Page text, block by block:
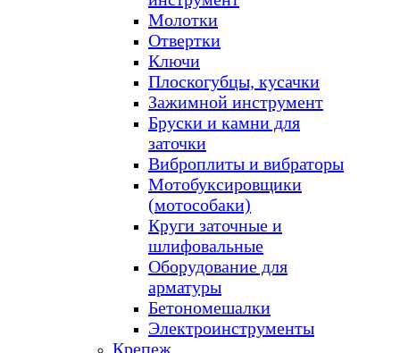
Молотки
Отвертки
Ключи
Плоскогубцы, кусачки
Зажимной инструмент
Бруски и камни для
заточки
Виброплиты и вибраторы
Мотобуксировщики
(мотособаки)
Круги заточные и
шлифовальные
Оборудование для
арматуры
Бетономешалки
Электроинструменты
Крепеж